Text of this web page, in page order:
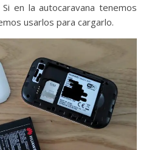
en la autocaravana tenemos
usarlos para cargarlo.